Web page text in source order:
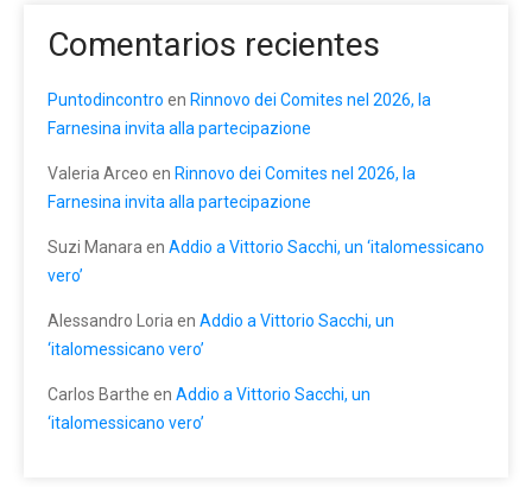
Comentarios recientes
Puntodincontro en Rinnovo dei Comites nel 2026, la
Farnesina invita alla partecipazione
Valeria Arceo en Rinnovo dei Comites nel 2026, la
Farnesina invita alla partecipazione
Suzi Manara en Addio a Vittorio Sacchi, un ‘italomessicano
vero’
Alessandro Loria en Addio a Vittorio Sacchi, un
‘italomessicano vero’
Carlos Barthe en Addio a Vittorio Sacchi, un
‘italomessicano vero’